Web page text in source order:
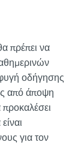
πρέπει να
οδήγησης
από άποψη
για τον